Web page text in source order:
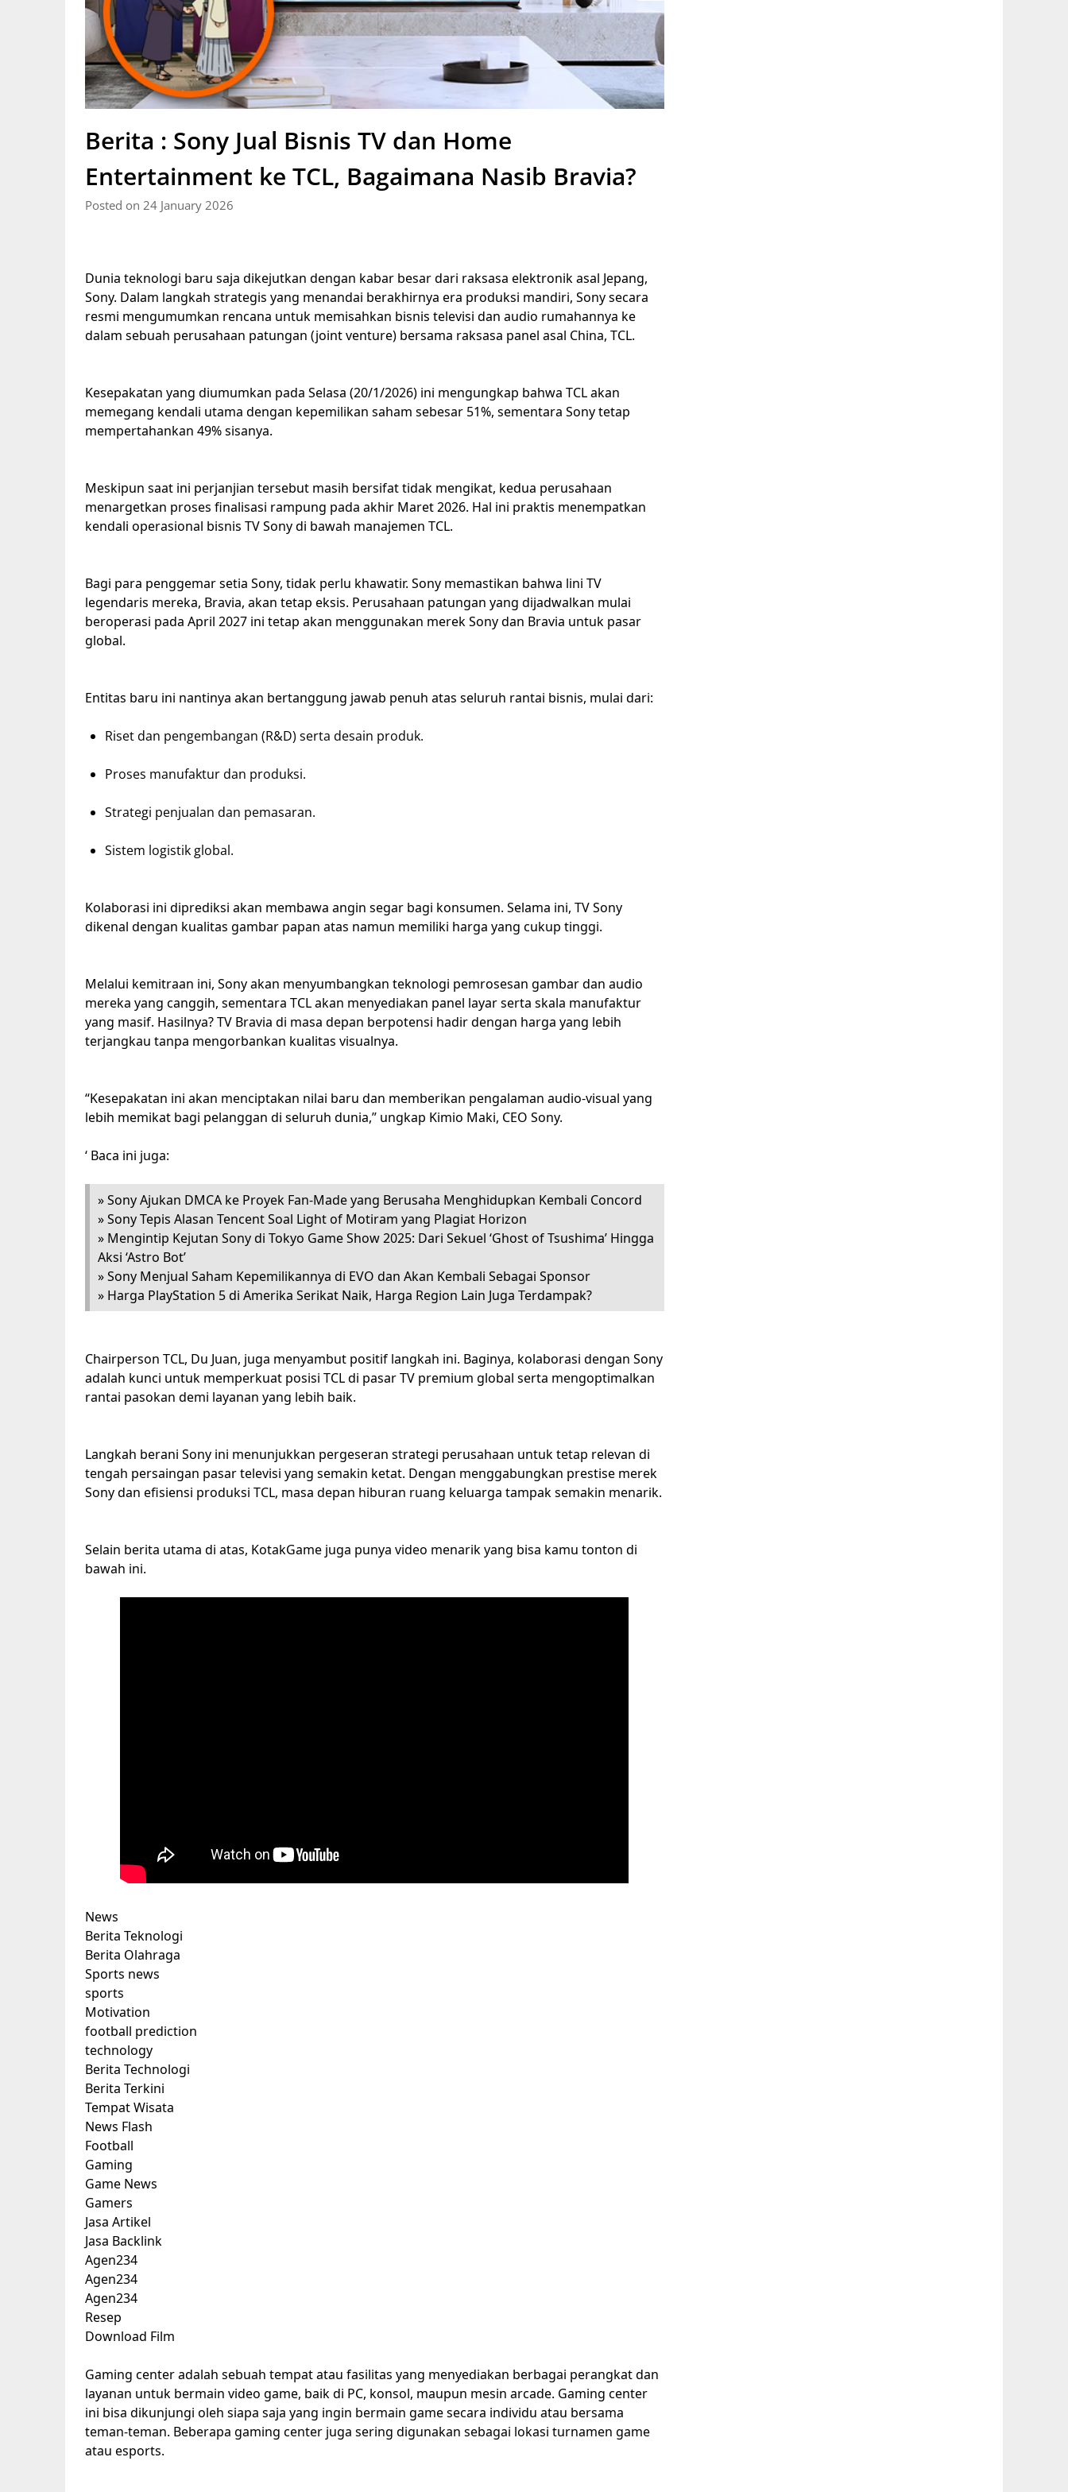
Berita : Sony Jual Bisnis TV dan Home
Entertainment ke TCL, Bagaimana Nasib Bravia?
Posted on 24 January 2026
Dunia teknologi baru saja dikejutkan dengan kabar besar dari raksasa elektronik asal Jepang,
Sony. Dalam langkah strategis yang menandai berakhirnya era produksi mandiri, Sony secara
resmi mengumumkan rencana untuk memisahkan bisnis televisi dan audio rumahannya ke
dalam sebuah perusahaan patungan (joint venture) bersama raksasa panel asal China, TCL.
Kesepakatan yang diumumkan pada Selasa (20/1/2026) ini mengungkap bahwa TCL akan
memegang kendali utama dengan kepemilikan saham sebesar 51%, sementara Sony tetap
mempertahankan 49% sisanya.
Meskipun saat ini perjanjian tersebut masih bersifat tidak mengikat, kedua perusahaan
menargetkan proses finalisasi rampung pada akhir Maret 2026. Hal ini praktis menempatkan
kendali operasional bisnis TV Sony di bawah manajemen TCL.
Bagi para penggemar setia Sony, tidak perlu khawatir. Sony memastikan bahwa lini TV
legendaris mereka, Bravia, akan tetap eksis. Perusahaan patungan yang dijadwalkan mulai
beroperasi pada April 2027 ini tetap akan menggunakan merek Sony dan Bravia untuk pasar
global.
Entitas baru ini nantinya akan bertanggung jawab penuh atas seluruh rantai bisnis, mulai dari:
Riset dan pengembangan (R&D) serta desain produk.
Proses manufaktur dan produksi.
Strategi penjualan dan pemasaran.
Sistem logistik global.
Kolaborasi ini diprediksi akan membawa angin segar bagi konsumen. Selama ini, TV Sony
dikenal dengan kualitas gambar papan atas namun memiliki harga yang cukup tinggi.
Melalui kemitraan ini, Sony akan menyumbangkan teknologi pemrosesan gambar dan audio
mereka yang canggih, sementara TCL akan menyediakan panel layar serta skala manufaktur
yang masif. Hasilnya? TV Bravia di masa depan berpotensi hadir dengan harga yang lebih
terjangkau tanpa mengorbankan kualitas visualnya.
“Kesepakatan ini akan menciptakan nilai baru dan memberikan pengalaman audio-visual yang
lebih memikat bagi pelanggan di seluruh dunia,” ungkap Kimio Maki, CEO Sony.
‘ Baca ini juga:
» Sony Ajukan DMCA ke Proyek Fan-Made yang Berusaha Menghidupkan Kembali Concord
» Sony Tepis Alasan Tencent Soal Light of Motiram yang Plagiat Horizon
» Mengintip Kejutan Sony di Tokyo Game Show 2025: Dari Sekuel ‘Ghost of Tsushima’ Hingga
Aksi ‘Astro Bot’
» Sony Menjual Saham Kepemilikannya di EVO dan Akan Kembali Sebagai Sponsor
» Harga PlayStation 5 di Amerika Serikat Naik, Harga Region Lain Juga Terdampak?
Chairperson TCL, Du Juan, juga menyambut positif langkah ini. Baginya, kolaborasi dengan Sony
adalah kunci untuk memperkuat posisi TCL di pasar TV premium global serta mengoptimalkan
rantai pasokan demi layanan yang lebih baik.
Langkah berani Sony ini menunjukkan pergeseran strategi perusahaan untuk tetap relevan di
tengah persaingan pasar televisi yang semakin ketat. Dengan menggabungkan prestise merek
Sony dan efisiensi produksi TCL, masa depan hiburan ruang keluarga tampak semakin menarik.
Selain berita utama di atas, KotakGame juga punya video menarik yang bisa kamu tonton di
bawah ini.
News
Berita Teknologi
Berita Olahraga
Sports news
sports
Motivation
football prediction
technology
Berita Technologi
Berita Terkini
Tempat Wisata
News Flash
Football
Gaming
Game News
Gamers
Jasa Artikel
Jasa Backlink
Agen234
Agen234
Agen234
Resep
Download Film
Gaming center adalah sebuah tempat atau fasilitas yang menyediakan berbagai perangkat dan
layanan untuk bermain video game, baik di PC, konsol, maupun mesin arcade. Gaming center
ini bisa dikunjungi oleh siapa saja yang ingin bermain game secara individu atau bersama
teman-teman. Beberapa gaming center juga sering digunakan sebagai lokasi turnamen game
atau esports.